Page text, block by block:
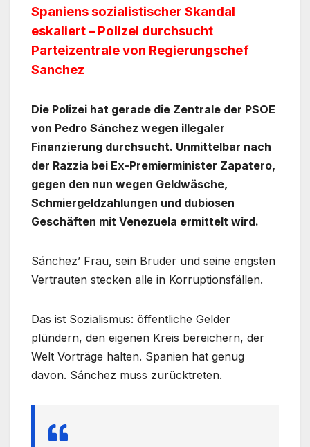
Spaniens sozialistischer Skandal
eskaliert – Polizei durchsucht
Parteizentrale von Regierungschef
Sanchez
Die Polizei hat gerade die Zentrale der PSOE
von Pedro Sánchez wegen illegaler
Finanzierung durchsucht. Unmittelbar nach
der Razzia bei Ex-Premierminister Zapatero,
gegen den nun wegen Geldwäsche,
Schmiergeldzahlungen und dubiosen
Geschäften mit Venezuela ermittelt wird.
Sánchez’ Frau, sein Bruder und seine engsten
Vertrauten stecken alle in Korruptionsfällen.
Das ist Sozialismus: öffentliche Gelder
plündern, den eigenen Kreis bereichern, der
Welt Vorträge halten. Spanien hat genug
davon. Sánchez muss zurücktreten.